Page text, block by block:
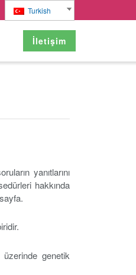
Turkish
İletişim
yanıtlarını
hakkında
genetik